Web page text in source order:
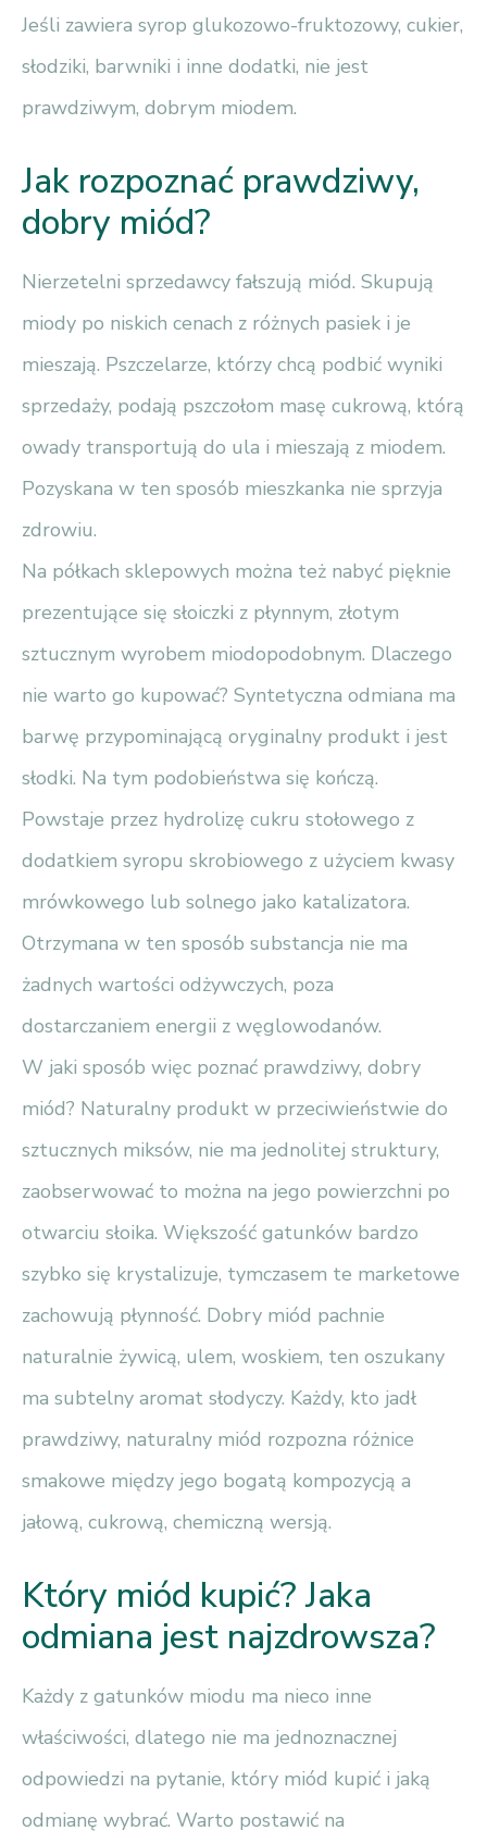
Jeśli zawiera syrop glukozowo-fruktozowy, cukier,
słodziki, barwniki i inne dodatki, nie jest
prawdziwym, dobrym miodem.
Jak rozpoznać prawdziwy,
dobry miód?
Nierzetelni sprzedawcy fałszują miód. Skupują
miody po niskich cenach z różnych pasiek i je
mieszają. Pszczelarze, którzy chcą podbić wyniki
sprzedaży, podają pszczołom masę cukrową, którą
owady transportują do ula i mieszają z miodem.
Pozyskana w ten sposób mieszkanka nie sprzyja
zdrowiu.
Na półkach sklepowych można też nabyć pięknie
prezentujące się słoiczki z płynnym, złotym
sztucznym wyrobem miodopodobnym. Dlaczego
nie warto go kupować? Syntetyczna odmiana ma
barwę przypominającą oryginalny produkt i jest
słodki. Na tym podobieństwa się kończą.
Powstaje przez hydrolizę cukru stołowego z
dodatkiem syropu skrobiowego z użyciem kwasy
mrówkowego lub solnego jako katalizatora.
Otrzymana w ten sposób substancja nie ma
żadnych wartości odżywczych, poza
dostarczaniem energii z węglowodanów.
W jaki sposób więc poznać prawdziwy, dobry
miód? Naturalny produkt w przeciwieństwie do
sztucznych miksów, nie ma jednolitej struktury,
zaobserwować to można na jego powierzchni po
otwarciu słoika. Większość gatunków bardzo
szybko się krystalizuje, tymczasem te marketowe
zachowują płynność. Dobry miód pachnie
naturalnie żywicą, ulem, woskiem, ten oszukany
ma subtelny aromat słodyczy. Każdy, kto jadł
prawdziwy, naturalny miód rozpozna różnice
smakowe między jego bogatą kompozycją a
jałową, cukrową, chemiczną wersją.
Który miód kupić? Jaka
odmiana jest najzdrowsza?
Każdy z gatunków miodu ma nieco inne
właściwości, dlatego nie ma jednoznacznej
odpowiedzi na pytanie, który miód kupić i jaką
odmianę wybrać. Warto postawić na